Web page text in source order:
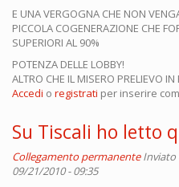
E UNA VERGOGNA CHE NON
PICCOLA COGENERAZIONE CHE
SUPERIORI AL 90%
POTENZA DELLE LOBBY!
ALTRO CHE IL MISERO PRELIEVO
Accedi o registrati per inserire
Su Tiscali ho letto
Collegamento permanente Inviato
09/21/2010 - 09:35